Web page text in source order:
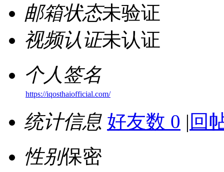
邮箱状态未验证
视频认证未认证
个人签名
https://iqosthaiofficial.com/
统计信息 好友数 0 | 回
性别保密